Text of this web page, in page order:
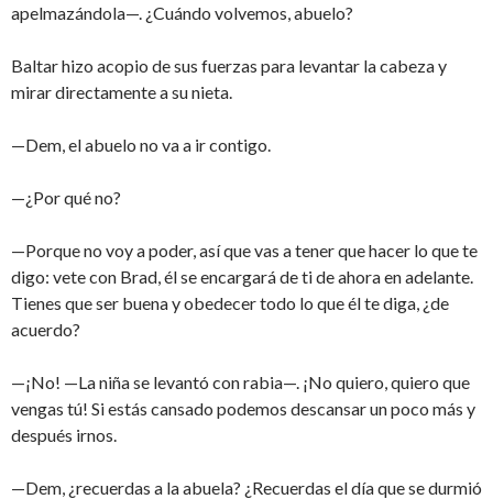
apelmazándola—. ¿Cuándo volvemos, abuelo?
Baltar hizo acopio de sus fuerzas para levantar la cabeza y
mirar directamente a su nieta.
—Dem, el abuelo no va a ir contigo.
—¿Por qué no?
—Porque no voy a poder, así que vas a tener que hacer lo que te
digo: vete con Brad, él se encargará de ti de ahora en adelante.
Tienes que ser buena y obedecer todo lo que él te diga, ¿de
acuerdo?
—¡No! —La niña se levantó con rabia—. ¡No quiero, quiero que
vengas tú! Si estás cansado podemos descansar un poco más y
después irnos.
—Dem, ¿recuerdas a la abuela? ¿Recuerdas el día que se durmió